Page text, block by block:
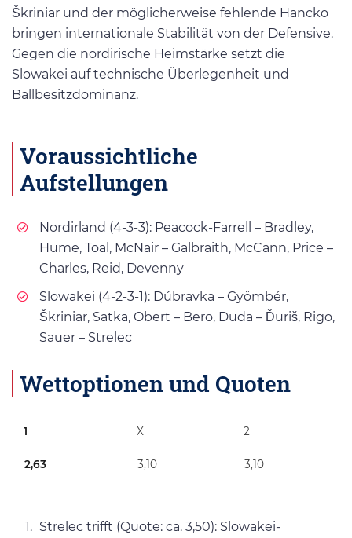
Škriniar und der möglicherweise fehlende Hancko
bringen internationale Stabilität von der Defensive.
Gegen die nordirische Heimstärke setzt die
Slowakei auf technische Überlegenheit und
Ballbesitzdominanz.
Voraussichtliche
Aufstellungen
Nordirland (4-3-3): Peacock-Farrell – Bradley,
Hume, Toal, McNair – Galbraith, McCann, Price –
Charles, Reid, Devenny
Slowakei (4-2-3-1): Dúbravka – Gyömbér,
Škriniar, Satka, Obert – Bero, Duda – Ďuriš, Rigo,
Sauer – Strelec
Wettoptionen und Quoten
1 X 2
2,63 3,10 3,10
Strelec trifft (Quote: ca. 3,50): Slowakei-